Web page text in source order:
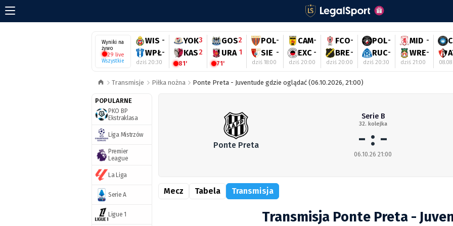
Wyniki na
żywo
29 live
Wszystkie
WIS -
WPŁ-
dziś 20:30
YOK3
KAS2
81'
GOS2
URA 1
71'
POL-
SIE -
dziś 18:00
CAM-
EXC -
dziś 20:00
FCO-
BRE-
dziś 20:00
POL-
RUC-
dziś 20:30
MID -
WRE-
dziś 21:00
Transmisje Piłka nożna Ponte Preta - Juventude gdzie oglądać (06.10.2026, 21:00)
POPULARNE
PKO BP
Ekstraklasa
Liga Mistrzów
Premier
League
La Liga
Serie A
Ligue 1
Ponte Preta
Serie B
32. kolejka
- : -
06.10.26 21:00
Mecz Tabela Transmisja
Transmisja Ponte Preta -